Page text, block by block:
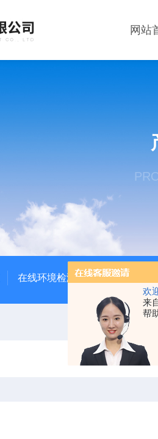
欢
来
帮
网站
在线环境检测VOC色谱仪